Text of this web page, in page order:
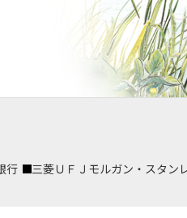
行 三菱ＵＦＪモルガン・スタン